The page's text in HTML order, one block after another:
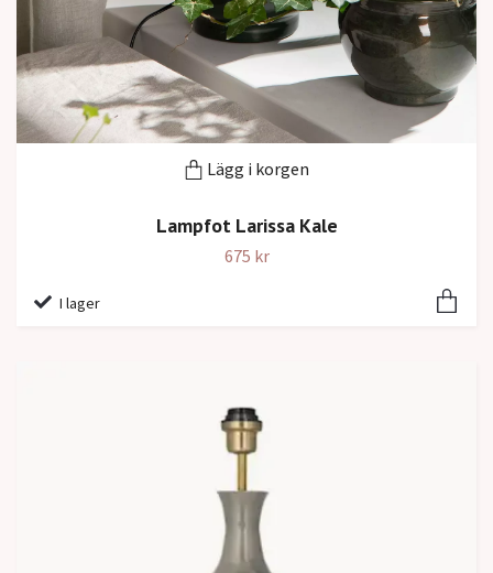
Lägg i korgen
Lampfot Larissa Kale
675 kr
I lager